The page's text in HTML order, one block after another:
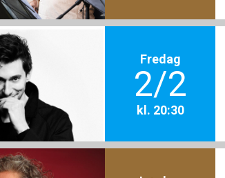
Fredag
2/2
kl. 20:30